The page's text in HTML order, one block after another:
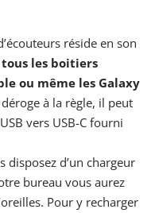
réside en son
les boitiers
ou même les Galaxy
à la règle, il peut
vers USB-C fourni
disposez d’un chargeur
bureau vous aurez
Pour y recharger